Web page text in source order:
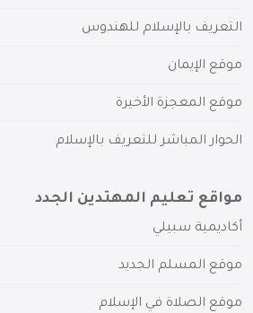
التعريف بالإسلام للهندوس
موقع الإيمان
موقع المعجزة الأخيرة
الحوار المباشر للتعريف بالإسلام
مواقع تعليم المهتدين الجدد
أكاديمية سبيلي
موقع المسلم الجديد
موقع الصلاة في الإسلام